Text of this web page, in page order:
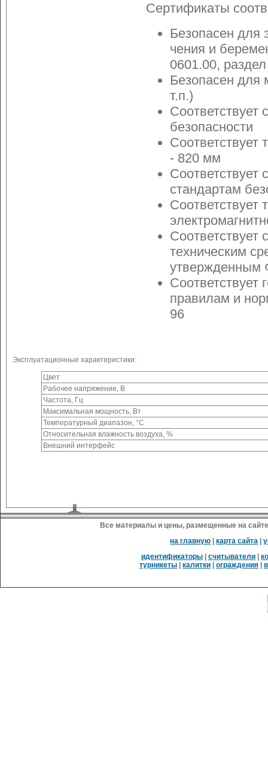
Сертификаты
Безопасен для
чения и
0601.00,
Безопасен для
т.п.)
Соответствует
безопасности
- 820 мм
стандартам
Соответствует
техническим
утвержденным
Соответствует
правилам и
96
Эксплуатационные характеристики:
Цвет
Рабочее напряжение, В
Частота, Гц
Максимальная мощность, Вт
Температурный диапазон, °С
Относительная влажность воздуха, %
Внешний интерфейс
Все материалы и цены, размещенные на
на главную |карта сайта |
идентификаторы
считыватели
турникеты
калитки ограждения